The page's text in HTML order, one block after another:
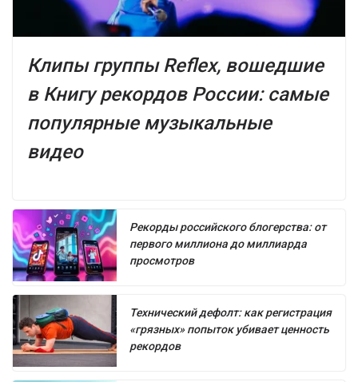
Клипы группы Reflex, вошедшие
в Книгу рекордов России: самые
популярные музыкальные
видео
Рекорды российского блогерства: от
первого миллиона до миллиарда
просмотров
Технический дефолт: как регистрация
«грязных» попыток убивает ценность
рекордов